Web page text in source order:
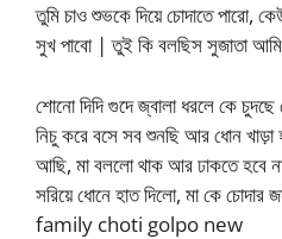
তুমি চাও শুভকে দিয়ে চোদাতে পারো,
সুখ পাবো | তুই কি বলছিস সুজাতা আমি
শোনো দিদি গুদে জ্বালা ধরলে কে
নিচু করে বসে সব শুনছি আর ধোন
আছি, মা বললো থাক আর ঢাকতে হবে না
সরিয়ে ধোনে হাত দিলো, মা কে
family choti golpo new